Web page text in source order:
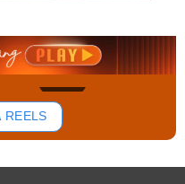
Mua ngay
REELS